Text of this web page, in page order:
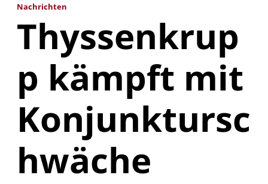
Nachrichten
Thyssenkrup
p kämpft mit
Konjunktursc
hwäche